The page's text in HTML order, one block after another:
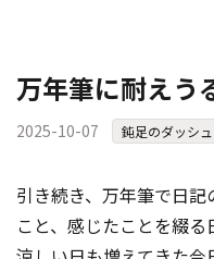
コンテストを主催される
公募運営SaaS 「Kouboプ
事例紹介
万年筆に耐えう
2025-10-07 鈍足のダッシュ
引き続き、万年筆で日
こと、感じたことを綴る